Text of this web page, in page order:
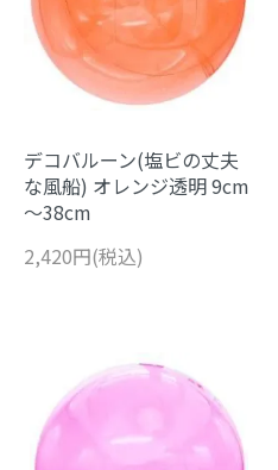
デコバルーン(塩ビの丈夫
な風船) オレンジ透明 9cm
～38cm
2,420円(税込)